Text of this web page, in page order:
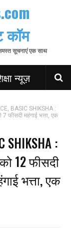
कॉम
सूचनाएं एक साथ
न्यूज़
BASIC SHIKSHA :
फीसदी महंगाई भत्ता, एक
SHIKSHA :
12 फीसदी
भत्ता, एक